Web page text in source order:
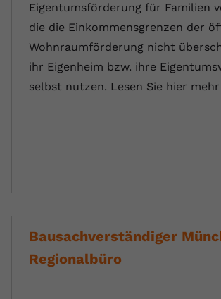
Eigentumsförderung für Familien
die die Einkommensgrenzen der
Wohnraumförderung nicht
ihr Eigenheim bzw. ihre
selbst nutzen. Lesen Sie hier
Bausachverständiger
Regionalbüro